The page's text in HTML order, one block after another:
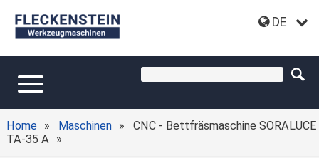
DE
Home Maschinen
CNC - Bettfräsmaschine SORALUCE
TA-35 A